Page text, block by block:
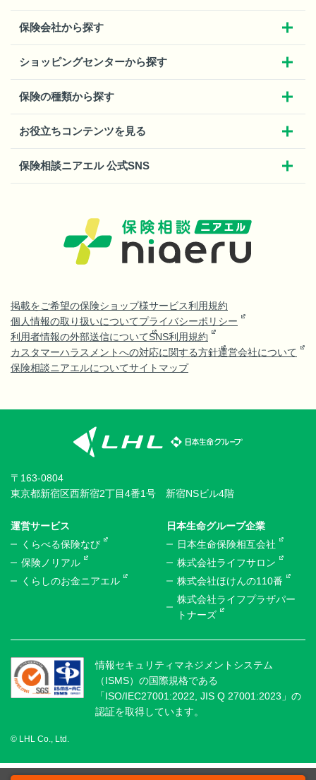
保険会社から探す
ショッピングセンターから探す
保険の種類から探す
お役立ちコンテンツを見る
保険相談ニアエル 公式SNS
掲載をご希望の保険ショップ様サービス利用規約
個人情報の取り扱いについてプライバシーポリシー
利用者情報の外部送信についてSNS利用規約
カスタマーハラスメントへの対応に関する方針運営会社について
保険相談ニアエルについてサイトマップ
〒163-0804
東京都新宿区西新宿2丁目4番1号 新宿NSビル4階
運営サービス
くらべる保険なび
保険ノリアル
くらしのお金ニアエル
日本生命グループ企業
日本生命保険相互会社
株式会社ライフサロン
株式会社ほけんの110番
株式会社ライフプラザパー
トナーズ
情報セキュリティマネジメントシステム
（ISMS）の国際規格である
「ISO/IEC27001:2022, JIS Q 27001:2023」の
認証を取得しています。
© LHL Co., Ltd.